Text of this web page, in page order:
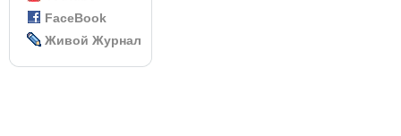
FaceBook
Живой Журнал